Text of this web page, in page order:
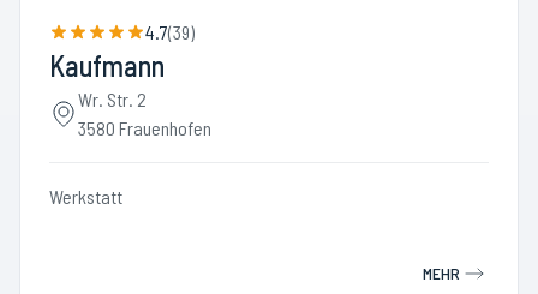
4.7(39)
Kaufmann
Wr. Str. 2
3580 Frauenhofen
Werkstatt
MEHR